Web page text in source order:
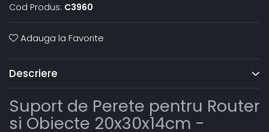
Cod Produs: C3960
Adauga la Favorite
Descriere
Suport de Perete pentru Router
si Obiecte 20x30x14cm -